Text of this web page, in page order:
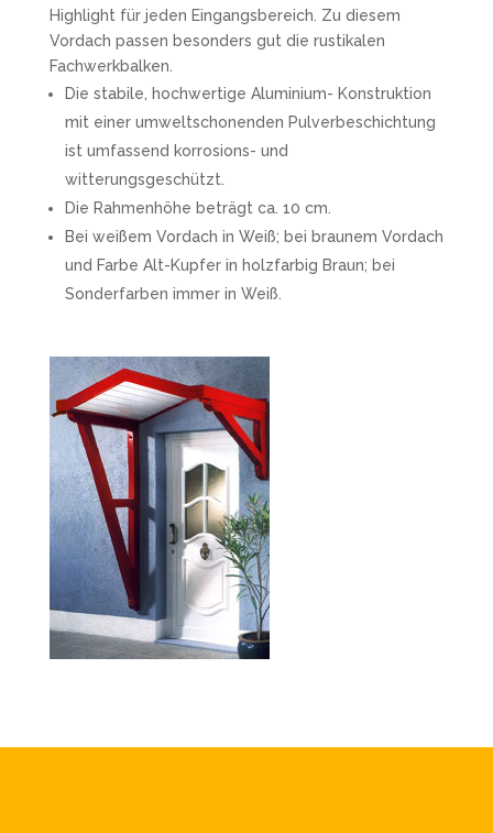
Highlight für jeden Eingangsbereich. Zu diesem
Vordach passen besonders gut die rustikalen
Fachwerkbalken.
Die stabile, hochwertige Aluminium- Konstruktion
mit einer umweltschonenden Pulverbeschichtung
ist umfassend korrosions- und
witterungsgeschützt.
Die Rahmenhöhe beträgt ca. 10 cm.
Bei weißem Vordach in Weiß; bei braunem Vordach
und Farbe Alt-Kupfer in holzfarbig Braun; bei
Sonderfarben immer in Weiß.